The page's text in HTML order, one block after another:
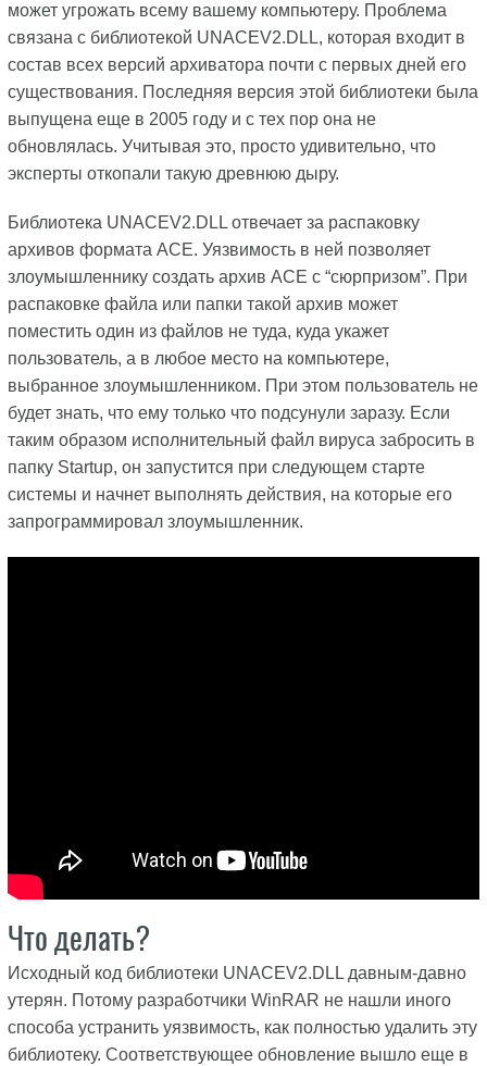
может угрожать всему вашему компьютеру. Проблема
связана с библиотекой UNACEV2.DLL, которая входит в
состав всех версий архиватора почти с первых дней его
существования. Последняя версия этой библиотеки была
выпущена еще в 2005 году и с тех пор она не
обновлялась. Учитывая это, просто удивительно, что
эксперты откопали такую древнюю дыру.
Библиотека UNACEV2.DLL отвечает за распаковку
архивов формата ACE. Уязвимость в ней позволяет
злоумышленнику создать архив ACE с “сюрпризом”. При
распаковке файла или папки такой архив может
поместить один из файлов не туда, куда укажет
пользователь, а в любое место на компьютере,
выбранное злоумышленником. При этом пользователь не
будет знать, что ему только что подсунули заразу. Если
таким образом исполнительный файл вируса забросить в
папку Startup, он запустится при следующем старте
системы и начнет выполнять действия, на которые его
запрограммировал злоумышленник.
Что делать?
Исходный код библиотеки UNACEV2.DLL давным-давно
утерян. Потому разработчики WinRAR не нашли иного
способа устранить уязвимость, как полностью удалить эту
библиотеку. Соответствующее обновление вышло еще в